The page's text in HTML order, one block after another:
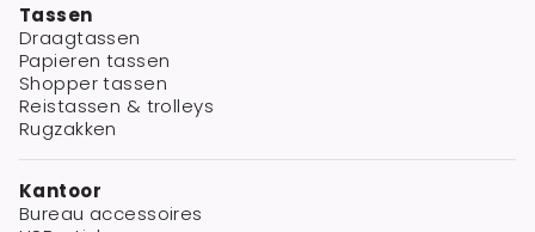
Tassen
Draagtassen
Papieren tassen
Shopper tassen
Reistassen & trolleys
Rugzakken
Kantoor
Bureau accessoires